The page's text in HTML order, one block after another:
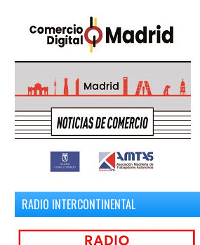
RADIO INTERCONTINENTAL